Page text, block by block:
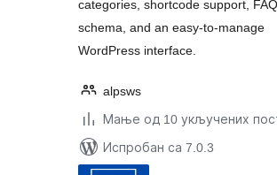
categories, shortcode support, FAQ
schema, and an easy-to-manage
WordPress interface.
alpsws
Мање од 10 укључених
Испробан са 7.0.3